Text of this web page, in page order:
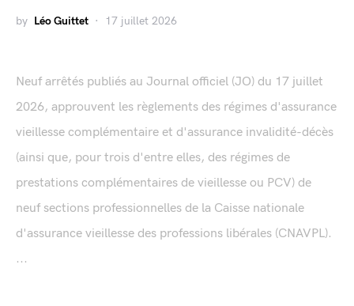
by Léo Guittet 17 juillet 2026
Neuf arrêtés publiés au Journal officiel (JO) du 17 juillet
2026, approuvent les règlements des régimes d'assurance
vieillesse complémentaire et d'assurance invalidité-décès
(ainsi que, pour trois d'entre elles, des régimes de
prestations complémentaires de vieillesse ou PCV) de
neuf sections professionnelles de la Caisse nationale
d'assurance vieillesse des professions libérales (CNAVPL).
...